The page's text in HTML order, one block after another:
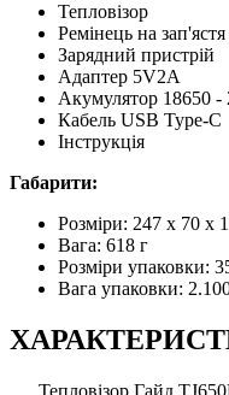
Тепловізор
Ремінець на зап'ястя
Зарядний пристрій
Адаптер 5V2A
Акумулятор 18650 -
Кабель USB Type-C
Інструкція
Габарити:
Розміри: 247 x 70 x
Вага: 618 г
Розміри упаковки:
Вага упаковки:
Тепловізор Гайд